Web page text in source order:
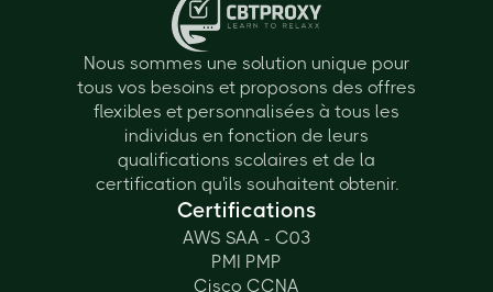
Nous sommes une solution unique pour
tous vos besoins et proposons des offres
flexibles et personnalisées à tous les
individus en fonction de leurs
qualifications scolaires et de la
certification qu'ils souhaitent obtenir.
Certifications
AWS SAA - C03
PMI PMP
Cisco CCNA